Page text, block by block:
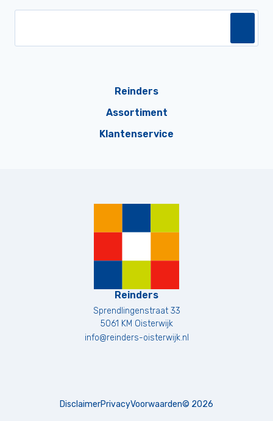
Reinders
Assortiment
Klantenservice
Reinders
Sprendlingenstraat 33
5061 KM Oisterwijk
info@reinders-oisterwijk.nl
DisclaimerPrivacyVoorwaarden© 2026